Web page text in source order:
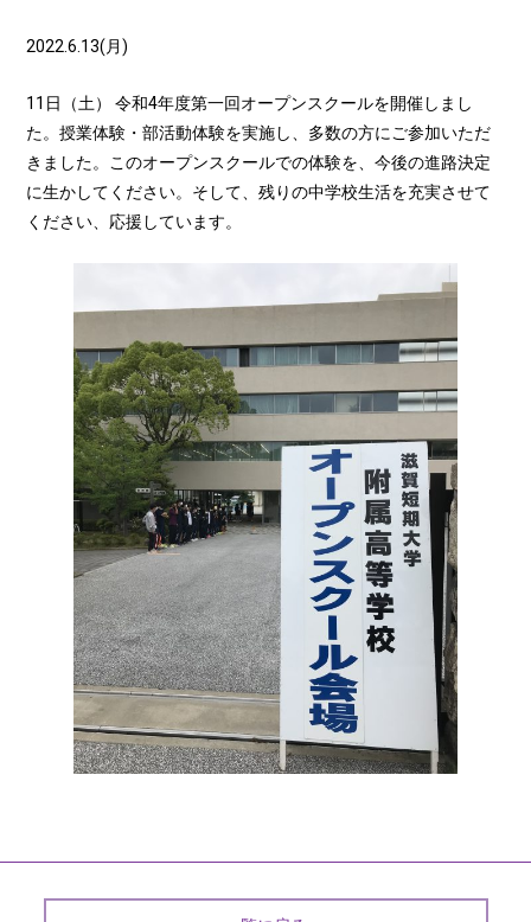
2022.6.13(月)
11日（土） 令和4年度第一回オープンスクールを開催しまし
た。授業体験・部活動体験を実施し、多数の方にご参加いただ
きました。このオープンスクールでの体験を、今後の進路決定
に生かしてください。そして、残りの中学校生活を充実させて
ください、応援しています。